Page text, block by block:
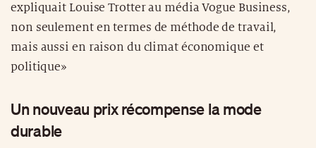
expliquait Louise Trotter au média Vogue Business,
non seulement en termes de méthode de travail,
mais aussi en raison du climat économique et
politique»
Un nouveau prix récompense la mode
durable